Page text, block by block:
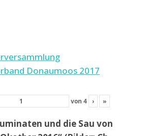
von 4 › »
und die Sau von